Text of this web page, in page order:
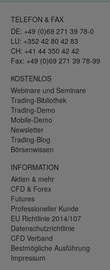
TELEFON & FAX
DE: +49 (0)69 271 39 78-0
LU: +352 42 80 42 83
CH: +41 44 350 42 42
Fax: +49 (0)69 271 39 78-99
KOSTENLOS
Webinare und Seminare
Trading-Bibliothek
Trading-Demo
Mobile-Demo
Newsletter
Trading-Blog
Börsenwissen
INFORMATION
Aktien & mehr
CFD & Forex
Futures
Professioneller Kunde
EU Richtlinie 2014/107
Datenschutzrichtlinie
CFD Verband
Bestmögliche Ausführung
Impressum